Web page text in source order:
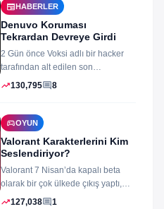
newspaper HABERLER
Denuvo Koruması
Tekrardan Devreye Girdi
2 Gün önce Voksi adlı bir hacker
tarafından alt edilen son
dönemlerin yıkılmaz korsan
trending_up130,795comment8
sports_esportsOYUN
Valorant Karakterlerini Kim
Seslendiriyor?
Valorant 7 Nisan’da kapalı beta
olarak bir çok ülkede çıkış yaptı,
oyun izleyenler ve oynayanlar...
trending_up127,038comment1